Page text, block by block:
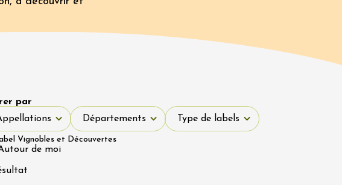
de moi
par
Départements
Départements
Type de labels
Type de labels
Vignobles et Découvertes